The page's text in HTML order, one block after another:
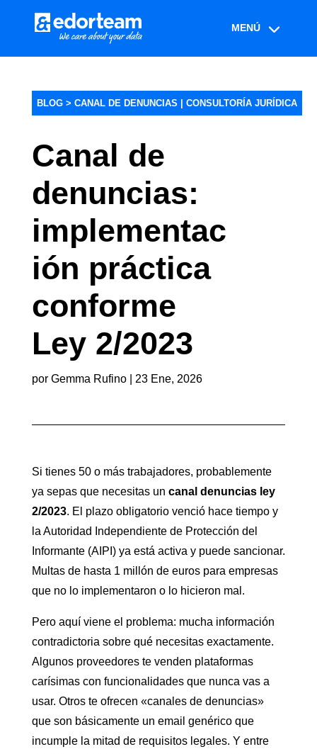
BLOG > CANAL DE DENUNCIAS | CONSULTORÍA JURÍDICA
Canal de
denuncias:
implementac
ión práctica
conforme
Ley 2/2023
por Gemma Rufino| 23 Ene, 2026
Si tienes 50 o más trabajadores, probablemente
ya sepas que necesitas un canal denuncias ley
2/2023. El plazo obligatorio venció hace tiempo y
la Autoridad Independiente de Protección del
Informante (AIPI) ya está activa y puede sancionar.
Multas de hasta 1 millón de euros para empresas
que no lo implementaron o lo hicieron mal.
Pero aquí viene el problema: mucha información
contradictoria sobre qué necesitas exactamente.
Algunos proveedores te venden plataformas
carísimas con funcionalidades que nunca vas a
usar. Otros te ofrecen «canales de denuncias»
que son básicamente un email genérico que
incumple la mitad de requisitos legales. Y entre